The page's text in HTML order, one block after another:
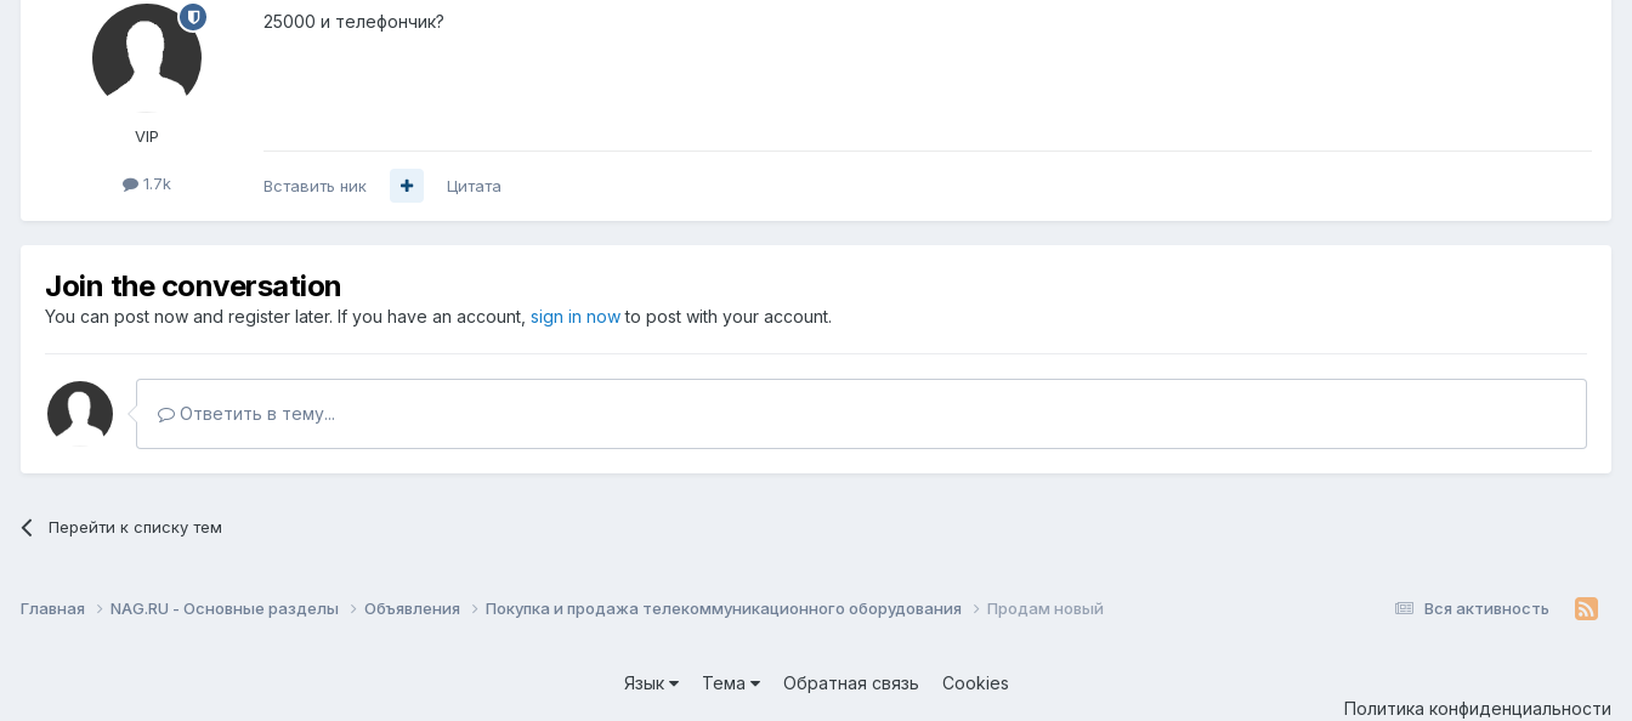
VIP
1.7k
25000 и телефончик?
Вставить ник Цитата
Join the conversation
You can post now and register later. If you have an account, sign in nowto post with your account.
Ответить в тему...
Перейти к списку тем
Вся активность
Главная NAG.RU - Основные разделы Объявления Покупка и продажа телекоммуникационного оборудования Продам новый
Язык Тема Обратная связь
Cookies
Политика конфиденциальности